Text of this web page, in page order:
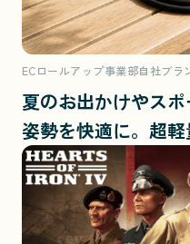
ECロールアップ事業部自社ブラ
夏のお出かけやス
姿勢を快適に。超
クッション「
新発売